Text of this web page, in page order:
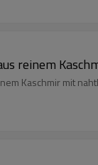
reinem
Kaschmir mit